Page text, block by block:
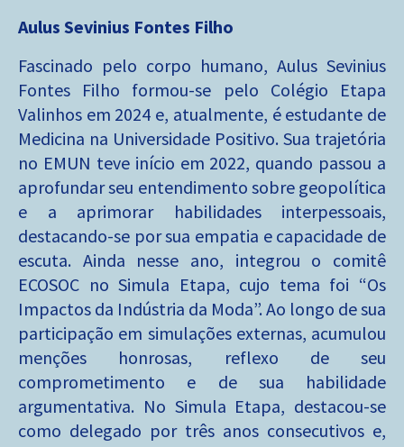
Aulus Sevinius Fontes Filho
Fascinado pelo corpo humano, Aulus Sevinius
Fontes Filho formou-se pelo Colégio Etapa
Valinhos em 2024 e, atualmente, é estudante de
Medicina na Universidade Positivo. Sua trajetória
no EMUN teve início em 2022, quando passou a
aprofundar seu entendimento sobre geopolítica
e a aprimorar habilidades interpessoais,
destacando-se por sua empatia e capacidade de
escuta. Ainda nesse ano, integrou o comitê
ECOSOC no Simula Etapa, cujo tema foi “Os
Impactos da Indústria da Moda”. Ao longo de sua
participação em simulações externas, acumulou
menções honrosas, reflexo de seu
comprometimento e de sua habilidade
argumentativa. No Simula Etapa, destacou-se
como delegado por três anos consecutivos e,